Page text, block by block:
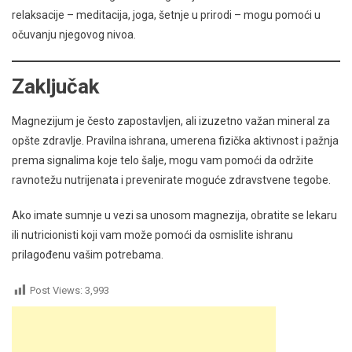
relaksacije – meditacija, joga, šetnje u prirodi – mogu pomoći u
očuvanju njegovog nivoa.
Zaključak
Magnezijum je često zapostavljen, ali izuzetno važan mineral za
opšte zdravlje. Pravilna ishrana, umerena fizička aktivnost i pažnja
prema signalima koje telo šalje, mogu vam pomoći da održite
ravnotežu nutrijenata i prevenirate moguće zdravstvene tegobe.
Ako imate sumnje u vezi sa unosom magnezija, obratite se lekaru
ili nutricionisti koji vam može pomoći da osmislite ishranu
prilagođenu vašim potrebama.
Post Views: 3,993